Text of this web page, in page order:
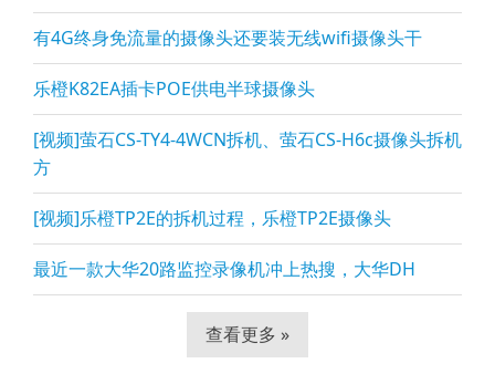
有4G终身免流量的摄像头还要装无线wifi摄像头干
乐橙K82EA插卡POE供电半球摄像头
[视频]萤石CS-TY4-4WCN拆机、萤石CS-H6c摄像头拆机
方
[视频]乐橙TP2E的拆机过程，乐橙TP2E摄像头
最近一款大华20路监控录像机冲上热搜，大华DH
查看更多 »